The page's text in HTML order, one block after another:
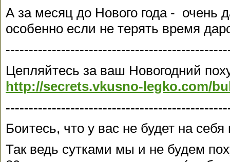
А за месяц до Нового года - очень
особенно если не терять время
Цепляйтесь за ваш Новогодний
http://secrets.vkusno-legko.com/
Боитесь, что у вас не будет на
Так ведь сутками мы и не будем